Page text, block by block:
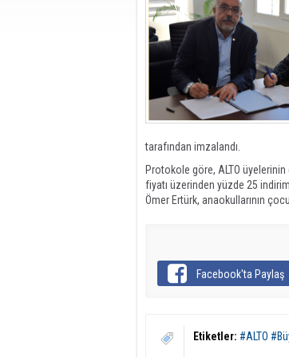
tarafından imzalandı.
Protokole göre, ALTO
fiyatı üzerinden yüzde 25
Ömer Ertürk, anaokullarının
Facebook'ta Paylaş
Etiketler: #ALTO